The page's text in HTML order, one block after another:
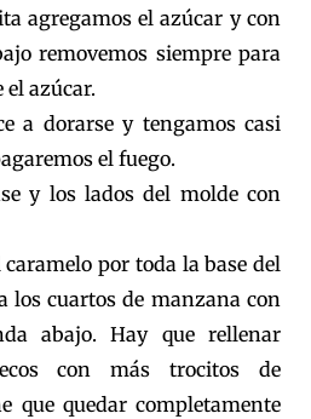
agregamos el azúcar y con
removemos siempre para
el azúcar.
a dorarse y tengamos casi
el fuego.
y los lados del molde con
por toda la base del
los cuartos de manzana con
abajo. Hay que rellenar
con más trocitos de
que quedar completamente